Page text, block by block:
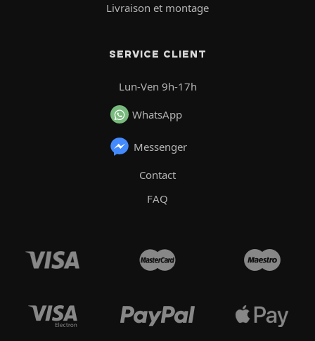
Livraison et montage
SERVICE CLIENT
Lun-Ven 9h-17h
WhatsApp
Messenger
Contact
FAQ